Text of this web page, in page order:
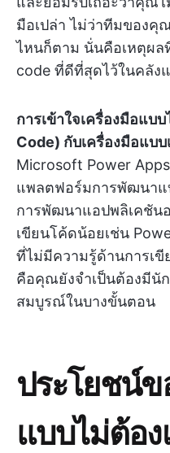
มือเปล่า ไม่ว่าทีมของ
ไหนก็ตาม นั่นคือเหตุผ
code ที่ดีที่สุดไว้ในคลัง
การเข้าใจเครื่องมือแบ
Code) กับเครื่องมือแบ
Microsoft Power
แพลตฟอร์มการพัฒนาแ
การพัฒนาแอปพลิเคชัน
เขียนโค้ดน้อยเช่น
ที่ไม่มีความรู้ด้านการเ
คือคุณยังจำเป็นต้องมีนั
สมบูรณ์ในบางขั้นตอน
ประโยชน์ข
แบบไม่ต้อ